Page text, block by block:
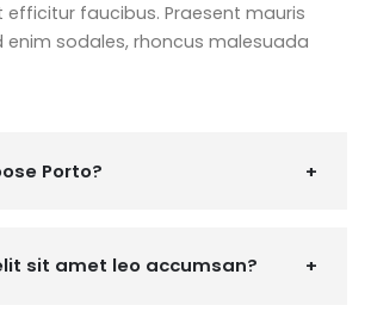
faucibus. Praesent mauris
enim sodales, rhoncus malesuada
Porto?
sit amet leo accumsan?